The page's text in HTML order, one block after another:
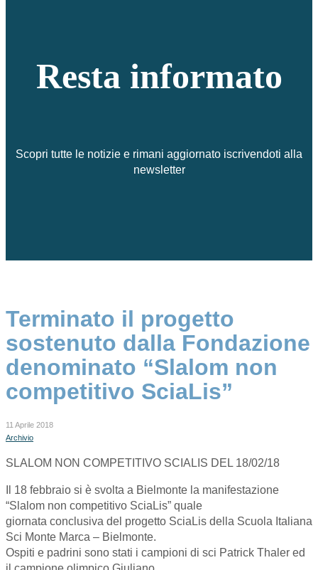
Resta informato
Scopri tutte le notizie e rimani aggiornato iscrivendoti alla
newsletter
Terminato il progetto
sostenuto dalla Fondazione
denominato “Slalom non
competitivo SciaLis”
11 Aprile 2018
Archivio
SLALOM NON COMPETITIVO SCIALIS DEL 18/02/18
Il 18 febbraio si è svolta a Bielmonte la manifestazione
“Slalom non competitivo SciaLis” quale
giornata conclusiva del progetto SciaLis della Scuola Italiana
Sci Monte Marca – Bielmonte.
Ospiti e padrini sono stati i campioni di sci Patrick Thaler ed